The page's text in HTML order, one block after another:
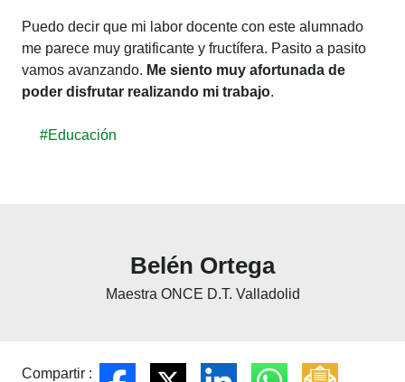
Puedo decir que mi labor docente con este alumnado
me parece muy gratificante y fructífera. Pasito a pasito
vamos avanzando. Me siento muy afortunada de
poder disfrutar realizando mi trabajo.
#Educación
Belén Ortega
Maestra ONCE D.T. Valladolid
Compartir :